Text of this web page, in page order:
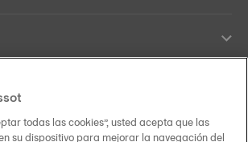
todas las cookies”, usted acepta que las
su dispositivo para mejorar la navegación del